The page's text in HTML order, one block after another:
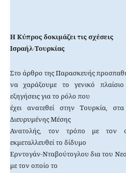
Η Κύπρος δοκιμάζει τις σχέσεις
Ισραήλ-Τουρκίας
Στο άρθρο της Παρασκευής
να χαράξουμε το γενικό
εξηγήσεις για το ρόλο που
έχει ανατεθεί στην Τουρκία,
Διευρυμένης Μέσης
Ανατολής, τον τρόπο με τον
εκμεταλλευθεί το δίδυμο
Ερντογάν-Νταβούτογλου δια του
με τον οποίο το